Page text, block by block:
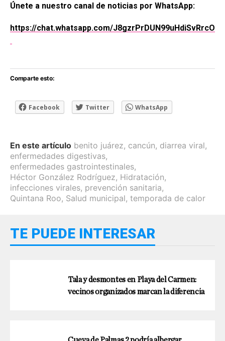
Únete a nuestro canal de noticias por WhatsApp:
https://chat.whatsapp.com/J8gzrPrDUN99uHdiSvRrcO
Comparte esto:
Facebook Twitter WhatsApp
En este artículo benito juárez, cancún, diarrea viral,
enfermedades digestivas,
enfermedades gastrointestinales,
Héctor González Rodríguez, Hidratación,
infecciones virales, prevención sanitaria,
Quintana Roo, Salud municipal, temporada de calor
TE PUEDE INTERESAR
Tala y desmontes en Playa del Carmen:
vecinos organizados marcan la diferencia